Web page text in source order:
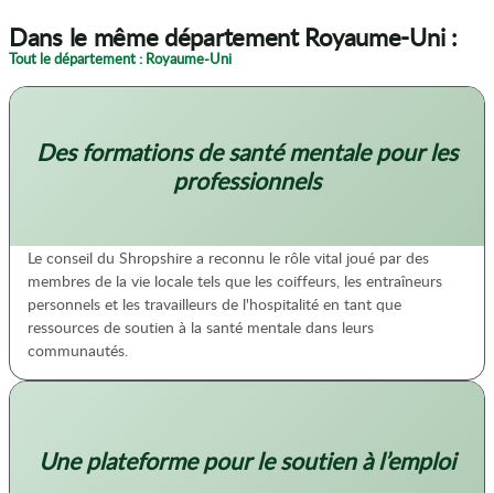
Dans le même département Royaume-Uni :
Tout le département : Royaume-Uni
Des formations de santé mentale pour les
professionnels
Le conseil du Shropshire a reconnu le rôle vital joué par des
membres de la vie locale tels que les coiffeurs, les entraîneurs
personnels et les travailleurs de l'hospitalité en tant que
ressources de soutien à la santé mentale dans leurs
communautés.
Une plateforme pour le soutien à l’emploi